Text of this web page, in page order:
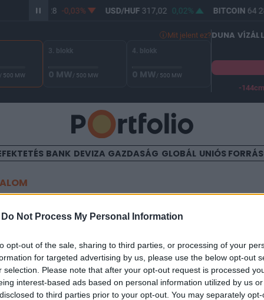
Do Not Process My Personal Information
opt-out of the sale, sharing to third parties, or processing of your
for targeted advertising by us, please use the below opt-out
selection. Please note that after your opt-out request is processed
interest-based ads based on personal information utilized by us
to third parties prior to your opt-out. You may separately
365,28 -0,03% USD/HUF 317,02 0,02% BITCOIN64
Mit jelent ez?
/ 500 MW
3. blokk
0 MW/ 500 MW
4. blokk
0 MW/ 500 MW
DUNA
-144cm
BANK DEVIZA GAZDASÁG GLOBÁL UNIÓS
a héten meglesz a